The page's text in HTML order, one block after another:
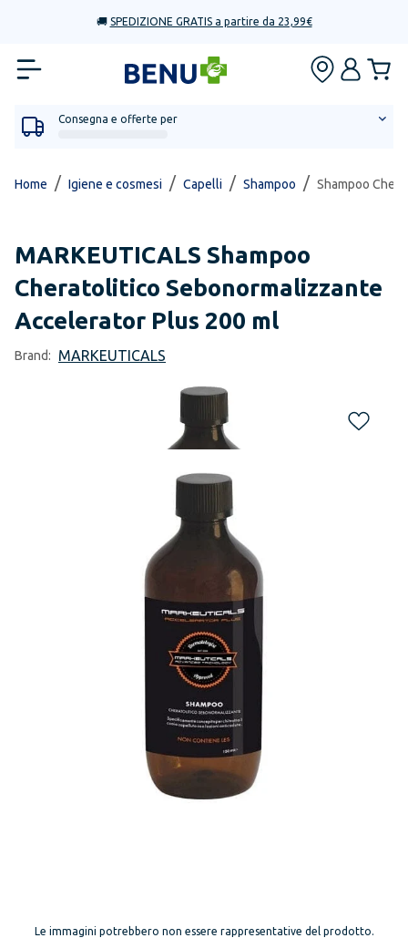
🚚 SPEDIZIONE GRATIS a partire da 23,99€
Consegna e offerte per
Home / Igiene e cosmesi / Capelli / Shampoo / Shampoo
MARKEUTICALS Shampoo
Cheratolitico Sebonormalizzante
Accelerator Plus 200 ml
Brand: MARKEUTICALS
Le immagini potrebbero non essere rappresentative del prodotto.